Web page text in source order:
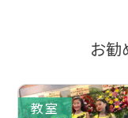
お勧
教室